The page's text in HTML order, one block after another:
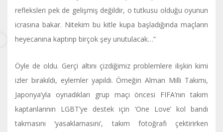
refleksleri pek de gelişmiş değildir, o tutkusu olduğu oyunun
icrasına bakar. Nitekim bu kitle kupa başladığında maçların
heyecanına kaptırıp birçok şey unutulacak…”
Öyle de oldu. Gerçi altını çizdiğimiz problemlere ilişkin kimi
izler bırakıldı, eylemler yapıldı. Örneğin Alman Milli Takımı,
Japonya’yla oynadıkları grup maçı öncesi FIFA’nın takım
kaptanlarının LGBT’ye destek için ‘One Love’ kol bandı
takmasını ‘yasaklamasını’, takım fotoğrafı çektirirken